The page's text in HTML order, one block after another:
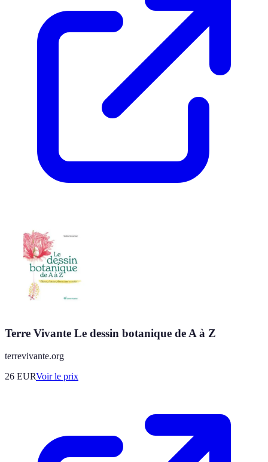
Terre Vivante Le dessin botanique de A à Z
terrevivante.org
26 EURVoir le prix